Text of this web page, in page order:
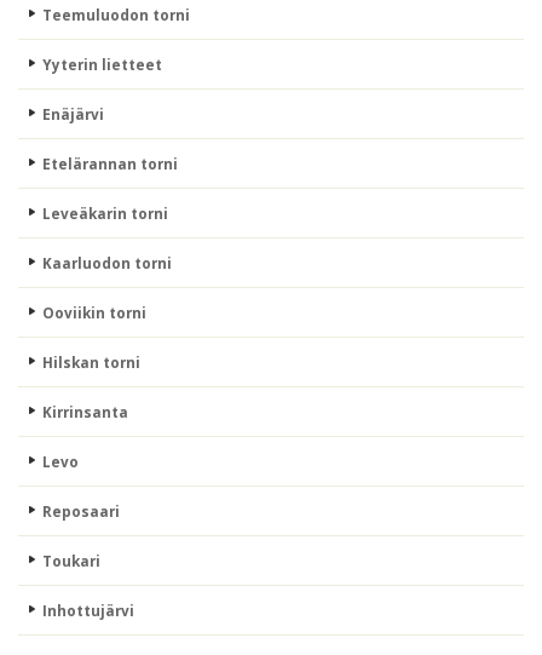
Teemuluodon torni
Yyterin lietteet
Enäjärvi
Etelärannan torni
Leveäkarin torni
Kaarluodon torni
Ooviikin torni
Hilskan torni
Kirrinsanta
Levo
Reposaari
Toukari
Inhottujärvi